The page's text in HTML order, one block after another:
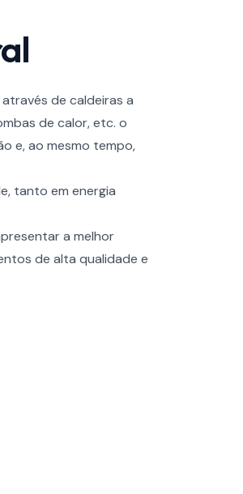
de caldeiras a
de calor, etc. o
e, ao mesmo tempo,
tanto em energia
a melhor
de alta qualidade e